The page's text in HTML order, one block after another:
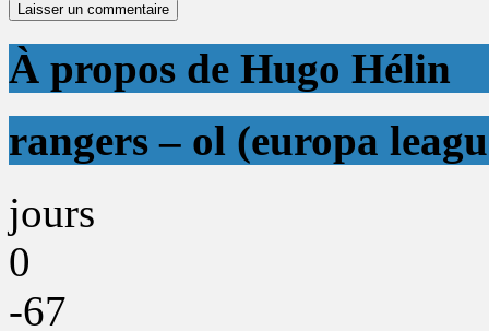
À propos de Hugo Hélin
rangers – ol (europa
jours
0
-67